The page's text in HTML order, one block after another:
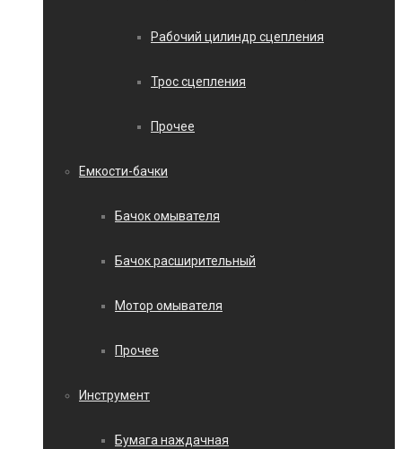
Рабочий цилиндр сцепления
Трос сцепления
Прочее
Емкости-бачки
Бачок омывателя
Бачок расширительный
Мотор омывателя
Прочее
Инструмент
Бумага наждачная